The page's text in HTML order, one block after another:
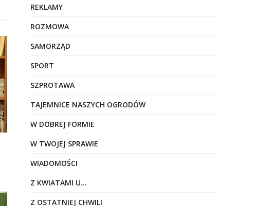
REKLAMY
ROZMOWA
SAMORZĄD
SPORT
SZPROTAWA
TAJEMNICE NASZYCH OGRODÓW
W DOBREJ FORMIE
W TWOJEJ SPRAWIE
WIADOMOŚCI
Z KWIATAMI U…
Z OSTATNIEJ CHWILI